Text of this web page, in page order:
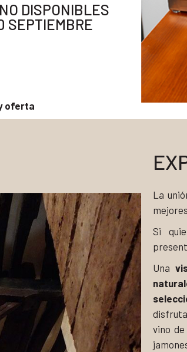
DISPONIBLES
SEPTIEMBRE
oferta
La
Si
Una
vino